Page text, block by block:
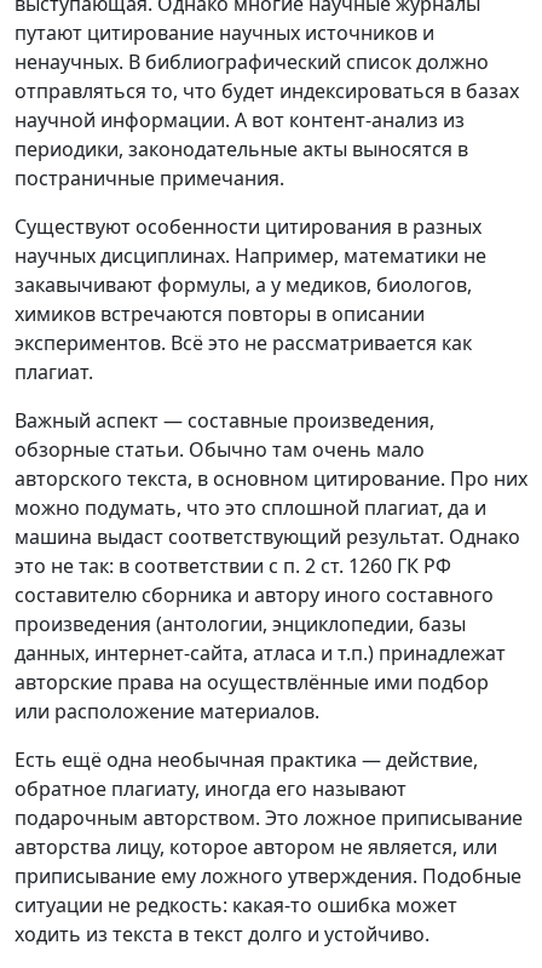
путают цитирование научных источников и
ненаучных. В библиографический список должно
отправляться то, что будет индексироваться в базах
научной информации. А вот контент-анализ из
периодики, законодательные акты выносятся в
постраничные примечания.
Существуют особенности цитирования в разных
научных дисциплинах. Например, математики не
закавычивают формулы, а у медиков, биологов,
химиков встречаются повторы в описании
экспериментов. Всё это не рассматривается как
плагиат.
Важный аспект — составные произведения,
обзорные статьи. Обычно там очень мало
авторского текста, в основном цитирование. Про них
можно подумать, что это сплошной плагиат, да и
машина выдаст соответствующий результат. Однако
это не так: в соответствии с п. 2 ст. 1260 ГК РФ
составителю сборника и автору иного составного
произведения (антологии, энциклопедии, базы
данных, интернет-сайта, атласа и т.п.) принадлежат
авторские права на осуществлённые ими подбор
или расположение материалов.
Есть ещё одна необычная практика — действие,
обратное плагиату, иногда его называют
подарочным авторством. Это ложное приписывание
авторства лицу, которое автором не является, или
приписывание ему ложного утверждения. Подобные
ситуации не редкость: какая-то ошибка может
ходить из текста в текст долго и устойчиво.